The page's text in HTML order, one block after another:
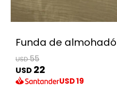
Funda de
USD55
USD 22
USD19